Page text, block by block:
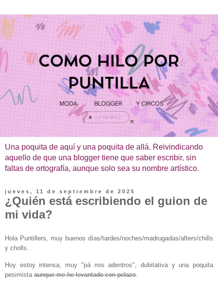
Una poquita de aquí y una poquita de allá. Reivindicando
aquello de que una blogger tiene que saber escribir, sin
faltas de ortografía, aunque solo sea su nombre artístico.
jueves, 11 de septiembre de 2025
¿Quién está escribiendo el guion de
mi vida?
Hola Puntillers, muy buenos días/tardes/noches/madrugadas/afters/chills
y cholls.
Hoy estoy intensa, muy "pá mis adentros", dubitativa y una poquita
pesimista aunque me he levantado con pelazo.